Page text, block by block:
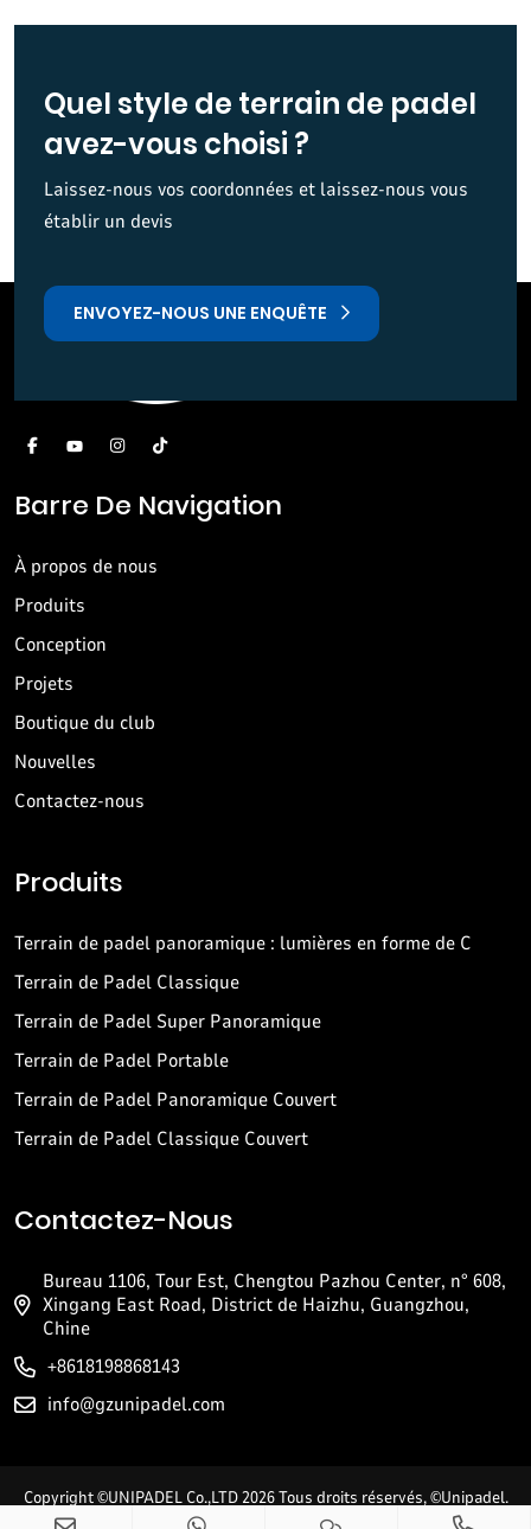
Quel style de terrain de padel
avez-vous choisi ?
Laissez-nous vos coordonnées et laissez-nous vous
établir un devis
ENVOYEZ-NOUS UNE ENQUÊTE
Barre De Navigation
À propos de nous
Produits
Conception
Projets
Boutique du club
Nouvelles
Contactez-nous
Produits
Terrain de padel panoramique : lumières en forme de C
Terrain de Padel Classique
Terrain de Padel Super Panoramique
Terrain de Padel Portable
Terrain de Padel Panoramique Couvert
Terrain de Padel Classique Couvert
Contactez-Nous
Bureau 1106, Tour Est, Chengtou Pazhou Center, n° 608,
Xingang East Road, District de Haizhu, Guangzhou,
Chine
+8618198868143
info@gzunipadel.com
Copyright ©UNIPADEL Co.,LTD 2026 Tous droits réservés, ©Unipadel.
Tous droits réservés. Marque déposée en Chine et en Espagne.